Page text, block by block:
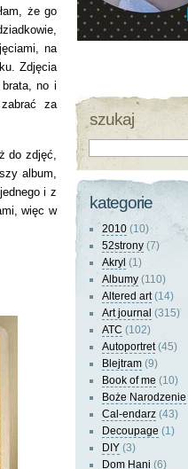
że go
na
Zdjęcia
no i
za
do zdjęć,
album,
i z
więc w
szukaj
kategorie
2010 (10)
52strony (7)
Akryl (1)
Albumy (110)
Altered art(14)
Art journal (315)
ATC (102)
Autoportret(45)
Blejtram (9)
Book of me (10)
Boże Narodzenie
Cal-endarz (43)
Decoupage (1)
DIY (3)
Dom Hani (6)